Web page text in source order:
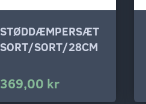
STØDDÆMPERSÆT
SORT/SORT/28CM
369,00 kr